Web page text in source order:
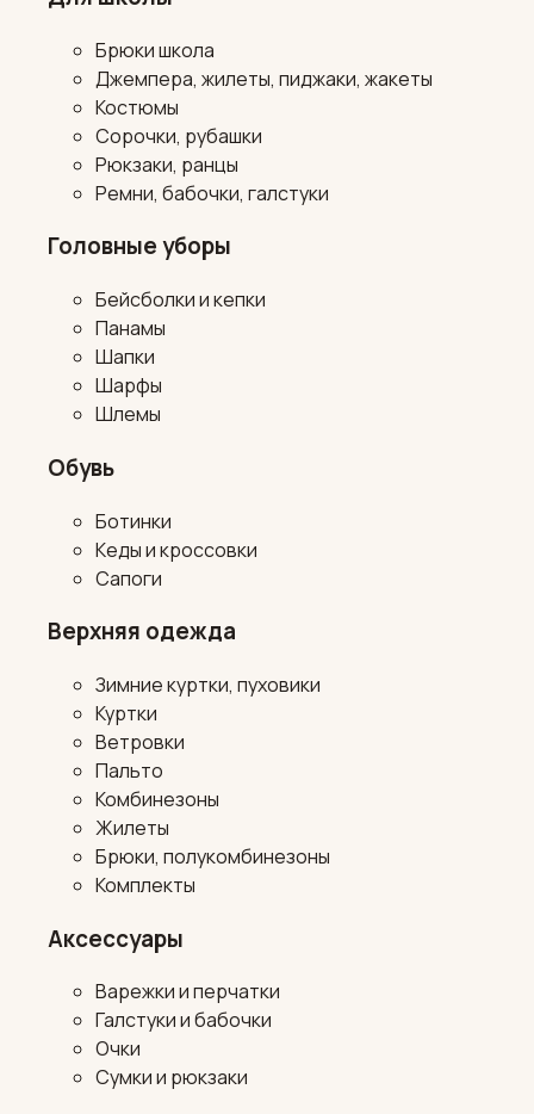
Брюки школа
Джемпера, жилеты, пиджаки, жакеты
Костюмы
Сорочки, рубашки
Рюкзаки, ранцы
Ремни, бабочки, галстуки
Головные уборы
Бейсболки и кепки
Панамы
Шапки
Шарфы
Шлемы
Обувь
Ботинки
Кеды и кроссовки
Сапоги
Верхняя одежда
Зимние куртки, пуховики
Куртки
Ветровки
Пальто
Комбинезоны
Жилеты
Брюки, полукомбинезоны
Комплекты
Аксессуары
Варежки и перчатки
Галстуки и бабочки
Очки
Сумки и рюкзаки